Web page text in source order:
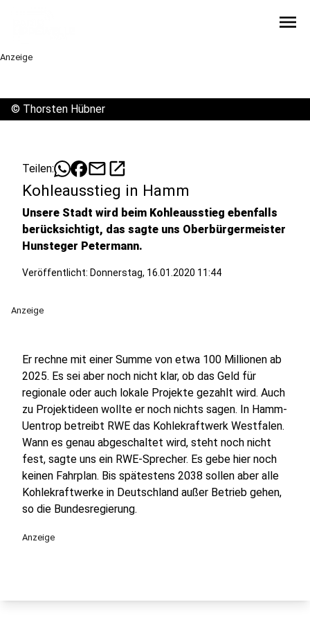
menu
Anzeige
© Thorsten Hübner
Teilen: mailopen_in_new
Kohleausstieg in Hamm
Unsere Stadt wird beim Kohleausstieg ebenfalls
berücksichtigt, das sagte uns Oberbürgermeister
Hunsteger Petermann.
Veröffentlicht: Donnerstag, 16.01.2020 11:44
Anzeige
Er rechne mit einer Summe von etwa 100 Millionen ab
2025. Es sei aber noch nicht klar, ob das Geld für
regionale oder auch lokale Projekte gezahlt wird. Auch
zu Projektideen wollte er noch nichts sagen. In Hamm-
Uentrop betreibt RWE das Kohlekraftwerk Westfalen.
Wann es genau abgeschaltet wird, steht noch nicht
fest, sagte uns ein RWE-Sprecher. Es gebe hier noch
keinen Fahrplan. Bis spätestens 2038 sollen aber alle
Kohlekraftwerke in Deutschland außer Betrieb gehen,
so die Bundesregierung.
Anzeige